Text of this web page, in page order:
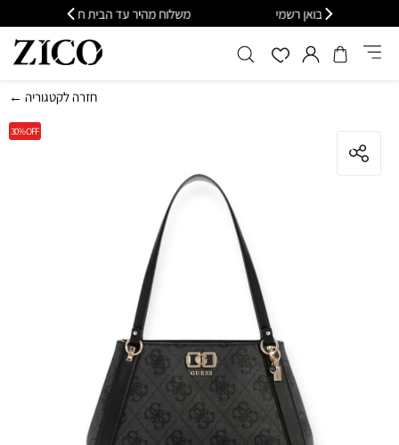
משלוח מהיר עד הבית חינם בקנייה מעל 399
← חזרה לקטגוריה
30%OFF